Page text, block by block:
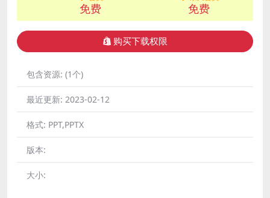
免费 免费
购买下载权限
包含资源: (1个)
最近更新: 2023-02-12
格式: PPT,PPTX
版本:
大小: